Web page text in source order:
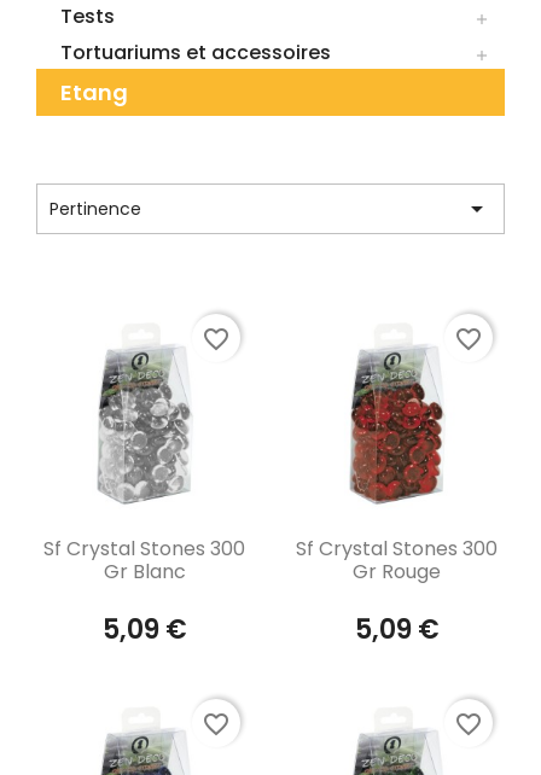
Tests 
Tortuariums et accessoires 
Etang
Pertinence 
Aperçu rapide
Sf Crystal Stones 300
Gr Blanc
5,09 €
favorite_border
Aperçu rapide
Sf Crystal Stones 300
Gr Rouge
5,09 €
favorite_border
favorite_border favorite_border